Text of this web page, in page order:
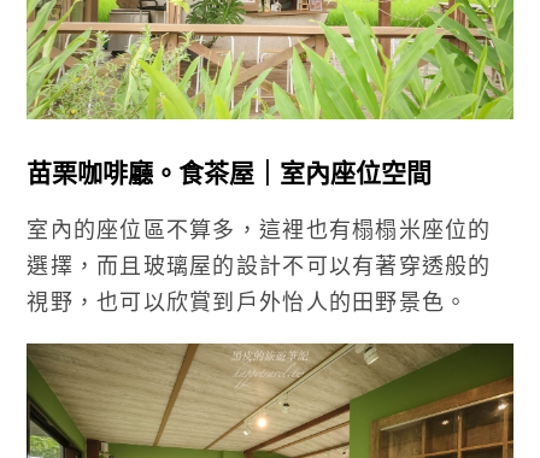
苗栗咖啡廳。食茶屋｜室內座位空間
室內的座位區不算多，這裡也有榻榻米座位的
選擇，而且玻璃屋的設計不可以有著穿透般的
視野，也可以欣賞到戶外怡人的田野景色。